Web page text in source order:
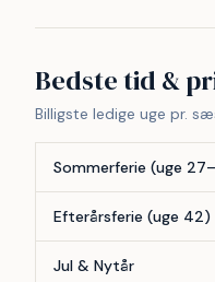
Bedste tid &
Billigste ledige uge pr.
Sommerferie (uge
Efterårsferie (uge 42)
Jul & Nytår